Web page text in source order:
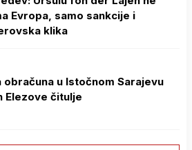
Evropa, samo sankcije i
klika
obračuna u Istočnom Sarajevu
Elezove čitulje